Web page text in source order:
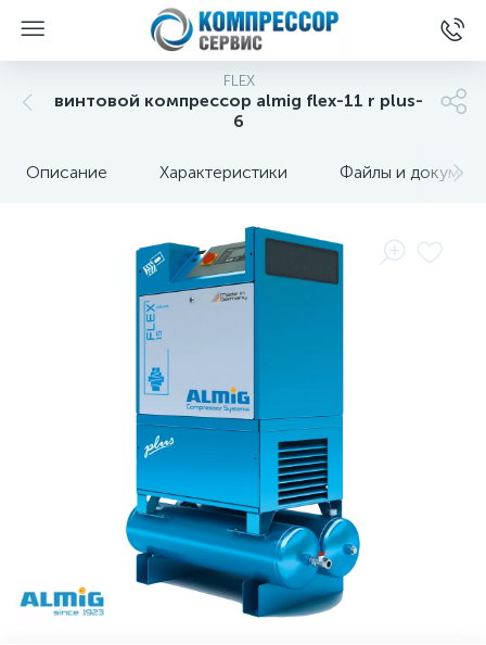
FLEX
винтовой компрессор almig flex-11 r plus-
6
Описание Характеристики Файлы и